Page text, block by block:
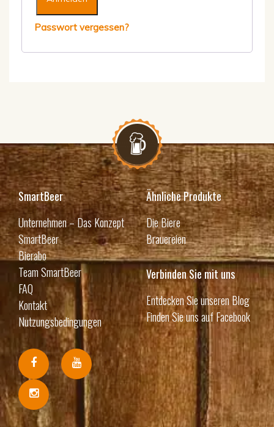
Passwort vergessen?
SmartBeer
Unternehmen – Das Konzept
SmartBeer
Bierabo
Team SmartBeer
FAQ
Kontakt
Nutzungsbedingungen
Ähnliche Produkte
Die Biere
Brauereien
Verbinden Sie mit uns
Entdecken Sie unseren Blog
Finden Sie uns auf Facebook